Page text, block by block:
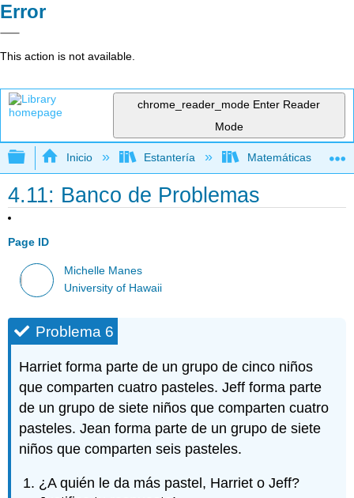
Error
This action is not available.
chrome_reader_mode Enter Reader
Mode
Expandir/contraer jerarquía global
Inicio Estantería Matemáticas
4.11: Banco de Problemas
Page ID
Michelle Manes
University of Hawaii
Problema 6
Harriet forma parte de un grupo de cinco niños
que comparten cuatro pasteles. Jeff forma parte
de un grupo de siete niños que comparten cuatro
pasteles. Jean forma parte de un grupo de siete
niños que comparten seis pasteles.
¿A quién le da más pastel, Harriet o Jeff?